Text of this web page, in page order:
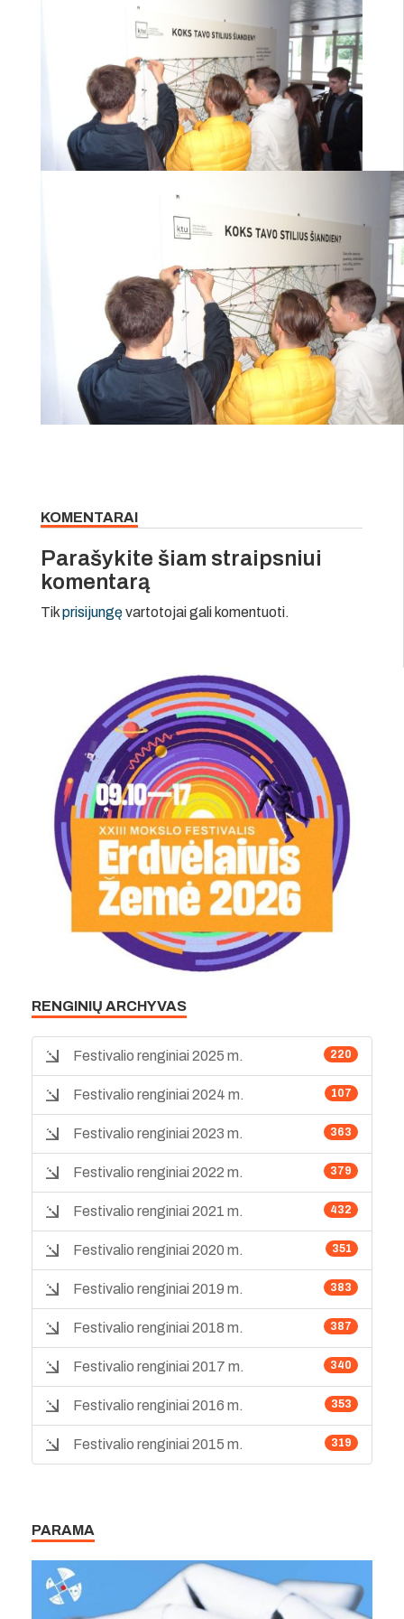
KOMENTARAI
Parašykite šiam straipsniui
komentarą
Tikprisijungęvartotojai gali komentuoti.
RENGINIŲ ARCHYVAS
220
Festivalio renginiai 2025 m.
107
Festivalio renginiai 2024 m.
363
Festivalio renginiai 2023 m.
379
Festivalio renginiai 2022 m.
432
Festivalio renginiai 2021 m.
351
Festivalio renginiai 2020 m.
383
Festivalio renginiai 2019 m.
387
Festivalio renginiai 2018 m.
340
Festivalio renginiai 2017 m.
353
Festivalio renginiai 2016 m.
319
Festivalio renginiai 2015 m.
PARAMA